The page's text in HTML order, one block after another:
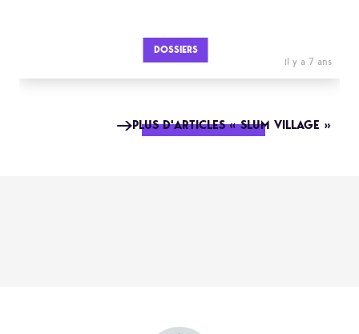
DOSSIERS
il y a 7 ans
PLUS D'ARTICLES « SLUM VILLAGE »